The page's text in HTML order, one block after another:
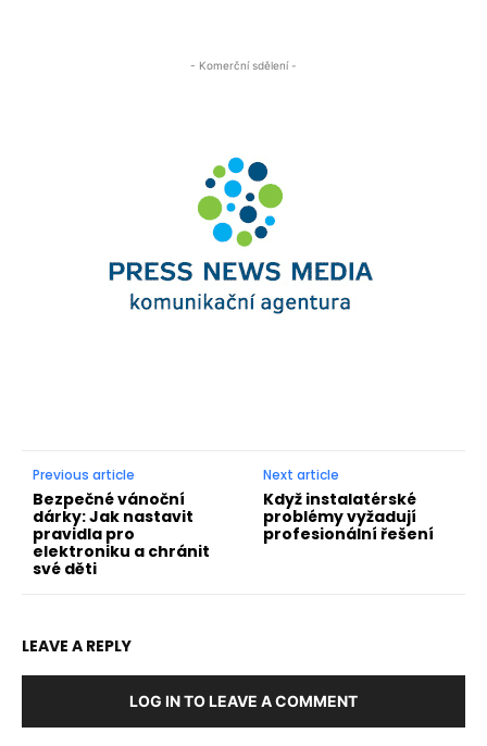
- Komerční sdělení -
Previous article
Bezpečné vánoční
dárky: Jak nastavit
pravidla pro
elektroniku a chránit
své děti
Next article
Když instalatérské
problémy vyžadují
profesionální řešení
LEAVE A REPLY
LOG IN TO LEAVE A COMMENT